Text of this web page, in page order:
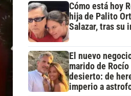
Cómo está hoy
hija de Palito
Salazar, tras su
El nuevo
marido de Rocío
desierto: de
imperio a